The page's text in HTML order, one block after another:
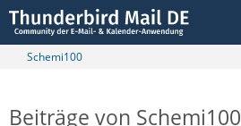
Schemi100
Beiträge von Schemi100